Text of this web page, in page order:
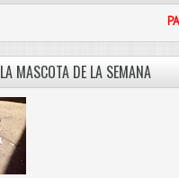
LA MASCOTA DE LA SEMANA